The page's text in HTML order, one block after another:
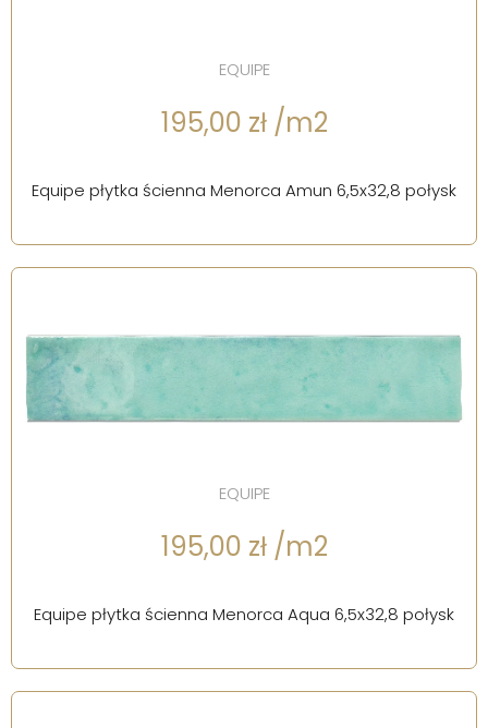
EQUIPE
195,00 zł /m2
Equipe płytka ścienna Menorca Amun 6,5x32,8 połysk
EQUIPE
195,00 zł /m2
Equipe płytka ścienna Menorca Aqua 6,5x32,8 połysk